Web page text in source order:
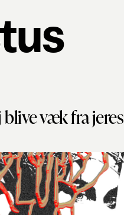
blive væk fra jeres